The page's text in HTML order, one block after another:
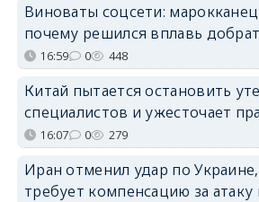
Виноваты соцсети: марокканец
почему решился вплавь
16:59 0 448
Китай пытается остановить
специалистов и ужесточает
16:07 0 279
Иран отменил удар по
требует компенсацию за атаку